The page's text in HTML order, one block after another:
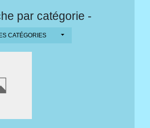
par catégorie -
CATÉGORIES